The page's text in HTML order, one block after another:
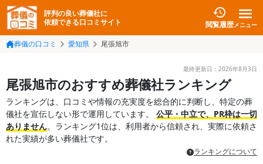
評判の良い葬儀社に
依頼できる口コミサイト
閲覧履歴メニュー
葬儀の口コミ 愛知県 尾張旭市
最終更新日： 2026年8月3日
尾張旭市のおすすめ葬儀社ランキング
ランキングは、口コミや情報の充実度を総合的に判断し、特定の葬
儀社を宣伝しない形で運用しています。 公平・中立で、PR枠は一切
ありません。ランキング1位は、利用者から信頼され、実際に依頼さ
れた実績が多い葬儀社です。
ランキングについて